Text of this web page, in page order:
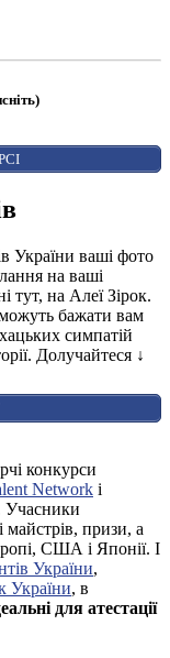
України ваші фото
на ваші
тут, на Алеї Зірок.
бажати вам
симпатій
Долучайтеся ↓
конкурси
Network і
Учасники
призи, а
США і Японії. І
України,
України, в
для атестації